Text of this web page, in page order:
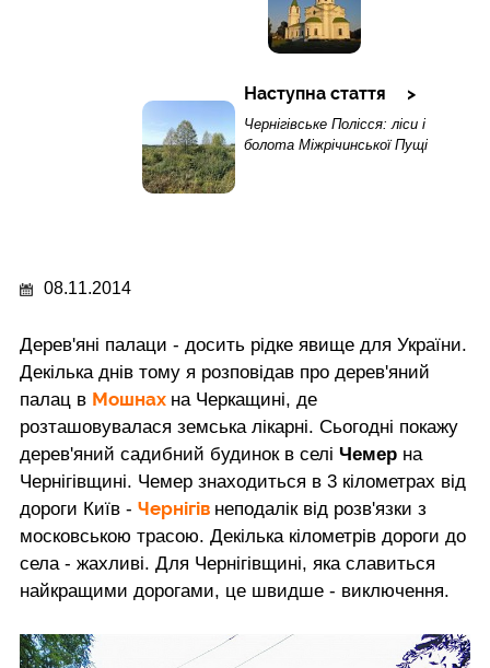
Наступна стаття
Чернігівське Полісся: ліси і
болота Міжрічинської Пущі
08.11.2014
Дерев'яні палаци - досить рідке явище для України.
Декілька днів тому я розповідав про дерев'яний
палац в Мошнах на Черкащині, де
розташовувалася земська лікарні. Сьогодні покажу
дерев'яний садибний будинок в селі Чемер на
Чернігівщині. Чемер знаходиться в 3 кілометрах від
дороги Київ - Чернігів неподалік від розв'язки з
московською трасою. Декілька кілометрів дороги до
села - жахливі. Для Чернігівщині, яка славиться
найкращими дорогами, це швидше - виключення.